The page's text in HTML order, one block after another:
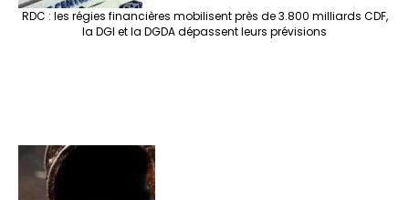
RDC : les régies financières mobilisent près de 3.800 milliards CDF,
la DGI et la DGDA dépassent leurs prévisions